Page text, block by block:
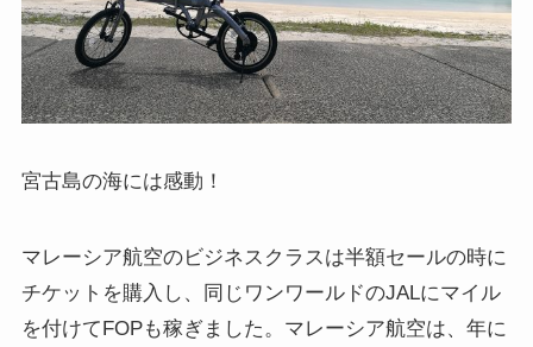
宮古島の海には感動！
マレーシア航空のビジネスクラスは半額セールの時に
チケットを購入し、同じワンワールドのJALにマイル
を付けてFOPも稼ぎました。マレーシア航空は、年に